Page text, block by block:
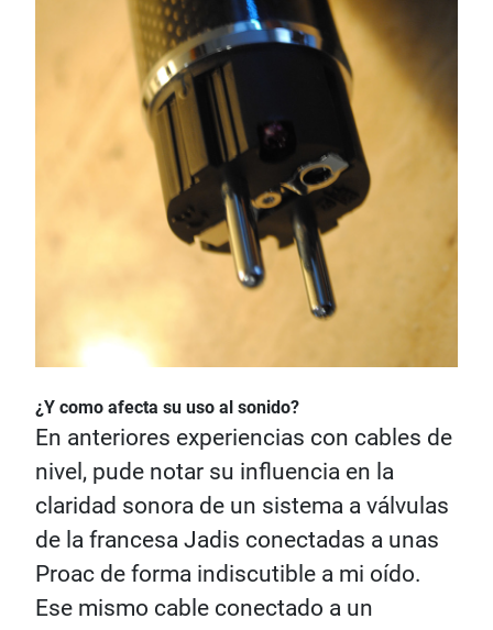
¿Y como afecta su uso al sonido?
En anteriores experiencias con cables de
nivel, pude notar su influencia en la
claridad sonora de un sistema a válvulas
de la francesa Jadis conectadas a unas
Proac de forma indiscutible a mi oído.
Ese mismo cable conectado a un